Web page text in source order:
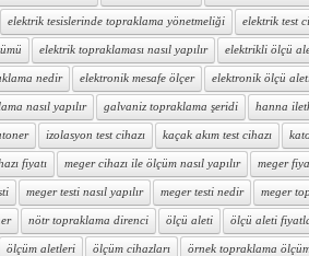
elektrik tesislerinde topraklama yönetmeliği elektrik test
elektrik topraklaması nasıl yapılır elektrikli ölçü
nedir elektronik mesafe ölçer elektronik ölçü
nasıl yapılır galvaniz topraklama şeridi hanna
izolasyon test cihazı kaçak akım test cihazı
fiyatı meger cihazı ile ölçüm nasıl yapılır meger
meger testi nasıl yapılır meger testi nedir meger
nötr topraklama direnci ölçü aleti ölçü aleti
ölçüm aletleri ölçüm cihazları örnek topraklama